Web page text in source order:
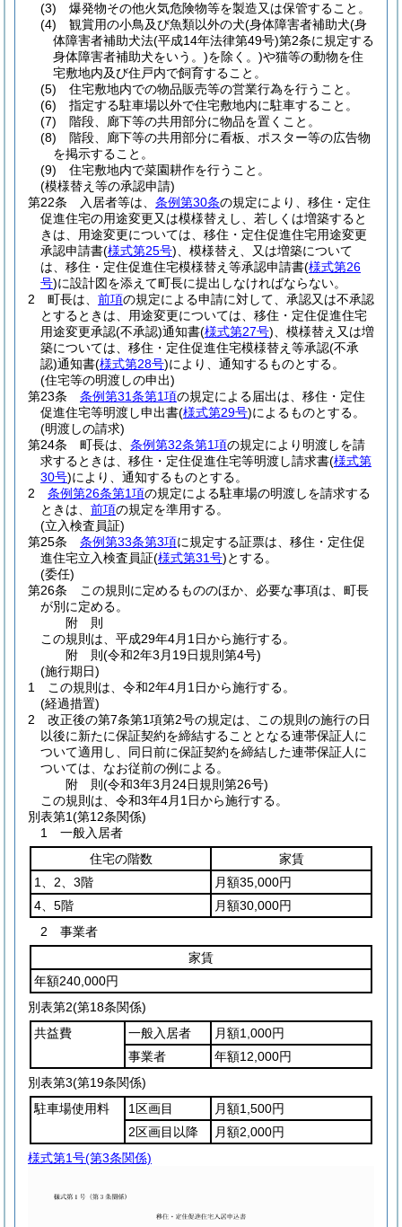
(3)
爆発物その他火気危険物等を製造又は保管すること。
(4)
観賞用の小鳥及び魚類以外の犬(身体障害者補助犬(身
体障害者補助犬法(平成14年法律第49号)第2条に規定する
身体障害者補助犬をいう。)を除く。)や猫等の動物を住
宅敷地内及び住戸内で飼育すること。
(5)
住宅敷地内での物品販売等の営業行為を行うこと。
(6)
指定する駐車場以外で住宅敷地内に駐車すること。
(7)
階段、廊下等の共用部分に物品を置くこと。
(8)
階段、廊下等の共用部分に看板、ポスター等の広告物
を掲示すること。
(9)
住宅敷地内で菜園耕作を行うこと。
(模様替え等の承認申請)
第22条
入居者等は、 条例第30条の規定により、移住・定住
促進住宅の用途変更又は模様替えし、若しくは増築すると
きは、用途変更については、移住・定住促進住宅用途変更
承認申請書(様式第25号) 、模様替え、又は増築について
は、移住・定住促進住宅模様替え等承認申請書(様式第26
号)に設計図を添えて町長に提出しなければならない。
2
町長は、 前項の規定による申請に対して、承認又は不承認
とするときは、用途変更については、移住・定住促進住宅
用途変更承認(不承認)通知書(様式第27号) 、模様替え又は増
築については、移住・定住促進住宅模様替え等承認(不承
認)通知書(様式第28号)により、通知するものとする。
(住宅等の明渡しの申出)
第23条
条例第31条第1項の規定による届出は、移住・定住
促進住宅等明渡し申出書(様式第29号)によるものとする。
(明渡しの請求)
第24条
町長は、 条例第32条第1項の規定により明渡しを請
求するときは、移住・定住促進住宅等明渡し請求書(様式第
30号)により、通知するものとする。
2
条例第26条第1項の規定による駐車場の明渡しを請求する
ときは、 前項の規定を準用する。
(立入検査員証)
第25条
条例第33条第3項に規定する証票は、移住・定住促
進住宅立入検査員証(様式第31号)とする。
(委任)
第26条
この規則に定めるもののほか、必要な事項は、町長
が別に定める。
附 則
この規則は、平成29年4月1日から施行する。
附 則(令和2年3月19日規則第4号)
(施行期日)
1
この規則は、令和2年4月1日から施行する。
(経過措置)
2
改正後の第7条第1項第2号の規定は、この規則の施行の日
以後に新たに保証契約を締結することとなる連帯保証人に
ついて適用し、同日前に保証契約を締結した連帯保証人に
ついては、なお従前の例による。
附 則(令和3年3月24日規則第26号)
この規則は、令和3年4月1日から施行する。
別表第1(第12条関係)
1 一般入居者
住宅の階数
家賃
1、2、3階
月額35,000円
4、5階
月額30,000円
2 事業者
家賃
年額240,000円
別表第2(第18条関係)
共益費
一般入居者
月額1,000円
事業者
年額12,000円
別表第3(第19条関係)
駐車場使用料
1区画目
月額1,500円
2区画目以降
月額2,000円
様式第1号(第3条関係)